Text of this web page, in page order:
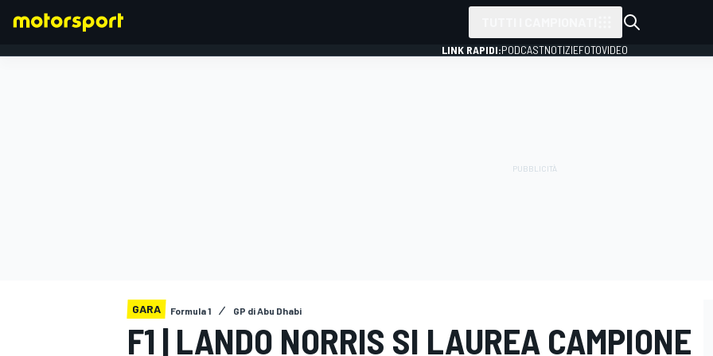
LINK RAPIDI:PODCASTNOTIZIEFOTOVIDEO
GARA Formula 1 GP di Abu Dhabi
F1 | LANDO NORRIS SI LAUREA CAMPIONE